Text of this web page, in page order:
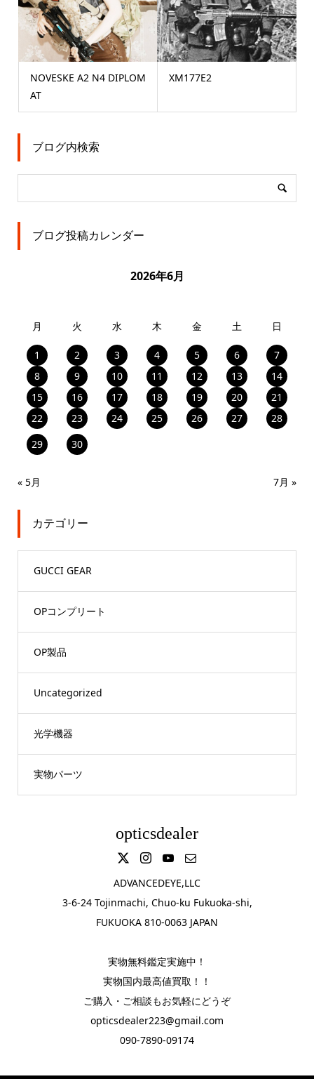
NOVESKE A2 N4 DIPLOM
AT
XM177E2
ブログ内検索
ブログ投稿カレンダー
2026年6月
月 火 水 木 金 土 日
1 2 3 4 5 6
7
8
9 10 11 12 13
14
15
16 17 18 19 20
21
22
23 24 25 26 27
28
29
30
« 5月 7月 »
カテゴリー
GUCCI GEAR
OPコンプリート
OP製品
Uncategorized
光学機器
実物パーツ
opticsdealer
ADVANCEDEYE,LLC
3-6-24 Tojinmachi, Chuo-ku Fukuoka-shi,
FUKUOKA 810-0063 JAPAN
実物無料鑑定実施中！
実物国内最高値買取！！
ご購入・ご相談もお気軽にどうぞ
opticsdealer223@gmail.com
090-7890-09174